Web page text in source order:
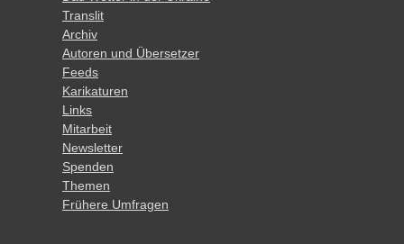
Translit
Archiv
Autoren und Übersetzer
Feeds
Karikaturen
Links
Mitarbeit
Newsletter
Spenden
Themen
Frühere Umfragen